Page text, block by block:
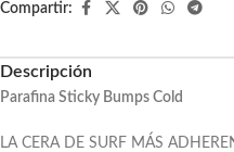
Compartir:
Descripción
Parafina Sticky Bumps Cold
LA CERA DE SURF MÁS